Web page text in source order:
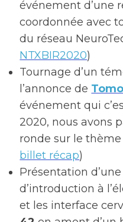
événement d’une
coordonnée avec
du réseau
NTXBIR2020)
Tournage d’un
l’annonce de
événement qui
2020, nous avons
ronde sur le thème
billet récap)
Présentation d’une
d’introduction à
et les interface